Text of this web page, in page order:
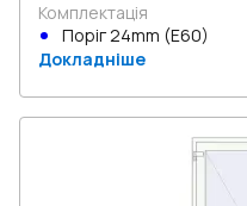
Комплектація
Поріг 24mm (E60)
Докладніше